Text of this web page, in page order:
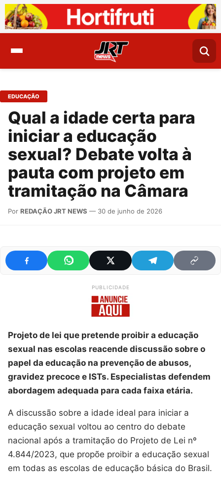
EDUCAÇÃO
Qual a idade certa para
iniciar a educação
sexual? Debate volta à
pauta com projeto em
tramitação na Câmara
Por REDAÇÃO JRT NEWS — 30 de junho de 2026
PUBLICIDADE
Projeto de lei que pretende proibir a educação
sexual nas escolas reacende discussão sobre o
papel da educação na prevenção de abusos,
gravidez precoce e ISTs. Especialistas defendem
abordagem adequada para cada faixa etária.
A discussão sobre a idade ideal para iniciar a
educação sexual voltou ao centro do debate
nacional após a tramitação do Projeto de Lei nº
4.844/2023, que propõe proibir a educação sexual
em todas as escolas de educação básica do Brasil.